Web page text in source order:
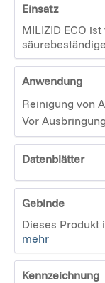
Einsatz
MILIZID ECO
Anwendung
Reinigung von
Vor
Datenblätter
Gebinde
Dieses Produkt
mehr
Kennzeichnung